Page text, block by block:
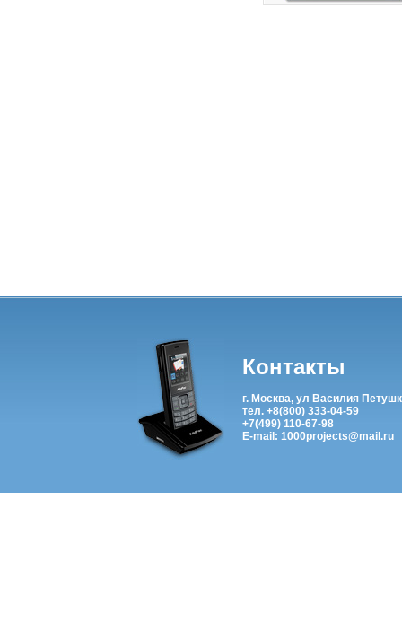
Контакты
г. Москва, ул Василия
тел. +8(800) 333-04-59
+7(499) 110-67-98
E-mail: 1000projects@mail.ru